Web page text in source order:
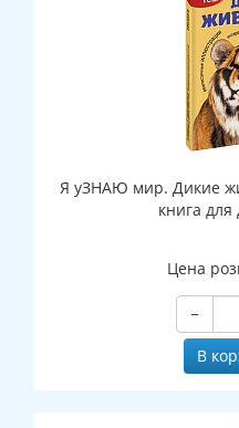
Я уЗНАЮ мир. Дикие
книга для
Цена
−
В